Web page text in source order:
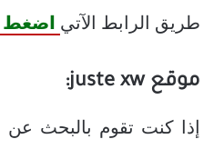
طريق الرابط الآتي اضغط
موقع juste xw:
إذا كنت تقوم بالبحث